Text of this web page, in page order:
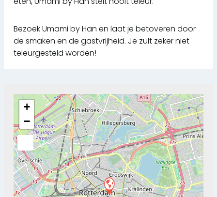
Bezoek Umami by Han en laat je betoveren door
de smaken en de gastvrijheid. Je zult zeker niet
teleurgesteld worden!
+
−